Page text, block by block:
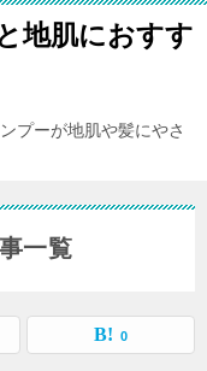
地肌におすす
プーが地肌や髪にやさ
一覧
0